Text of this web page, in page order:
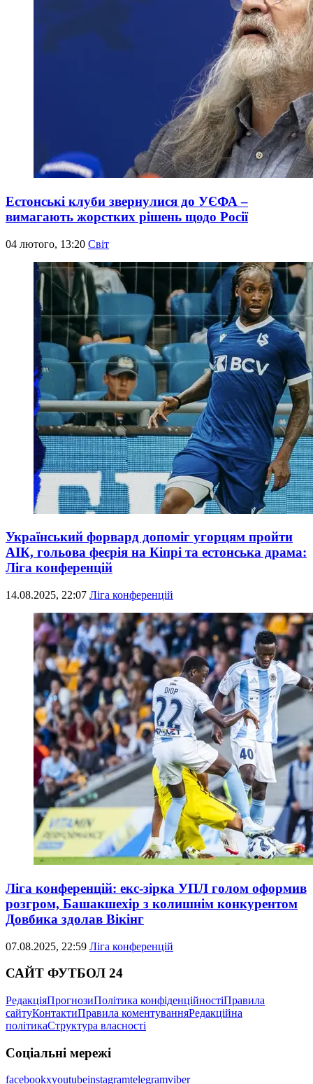
Естонські клуби звернулися до УЄФА –
вимагають жорстких рішень щодо Росії
04 лютого, 13:20 Світ
Український форвард допоміг угорцям пройти
АІК, гольова феєрія на Кіпрі та естонська драма:
Ліга конференцій
14.08.2025, 22:07 Ліга конференцій
Ліга конференцій: екс-зірка УПЛ голом оформив
розгром, Башакшехір з колишнім конкурентом
Довбика здолав Вікінг
07.08.2025, 22:59 Ліга конференцій
САЙТ ФУТБОЛ 24
РедакціяПрогнозиПолітика конфіденційностіПравила
сайтуКонтактиПравила коментуванняРедакційна
політикаСтруктура власності
Соціальні мережі
facebookxyoutubeinstagramtelegramviber